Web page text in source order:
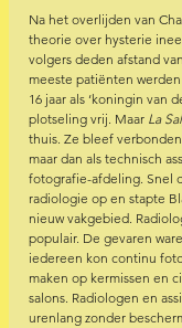
Na het overlijden van
theorie over hysterie
volgers deden afstand
meeste patiënten
16 jaar als ‘koningin van
plotseling vrij. Maar La
thuis. Ze bleef
maar dan als technisch
fotografie-afdeling. Snel
radiologie op en stapte
nieuw vakgebied.
populair. De gevaren
iedereen kon continu
maken op kermissen en
salons. Radiologen en
urenlang zonder